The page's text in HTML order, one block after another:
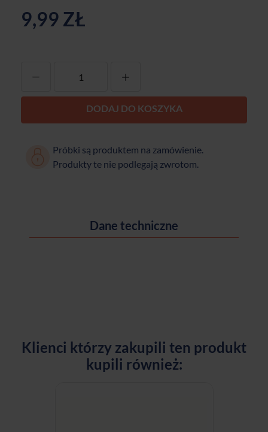
9,99 ZŁ
DODAJ DO KOSZYKA
Próbki są produktem na zamówienie.
Produkty te nie podlegają zwrotom.
Dane techniczne
Klienci którzy zakupili ten produkt
kupili również: